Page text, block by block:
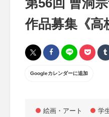
第56回 曹洞
作品募集《高
Googleカレンダーに追加
絵画・アート 学